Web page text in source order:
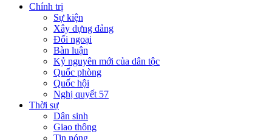
Chính trị
Sự kiện
Xây dựng đảng
Đối ngoại
Bàn luận
Kỷ nguyên mới của dân tộc
Quốc phòng
Quốc hội
Nghị quyết 57
Thời sự
Dân sinh
Giao thông
Tin nóng